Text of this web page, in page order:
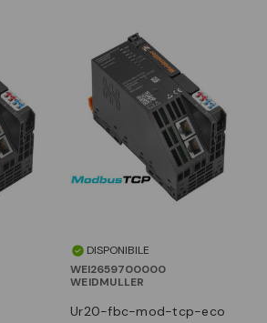
DISPONIBILE
WEI2659700000
WEIDMULLER
ur20-fbc-mod-tcp-eco